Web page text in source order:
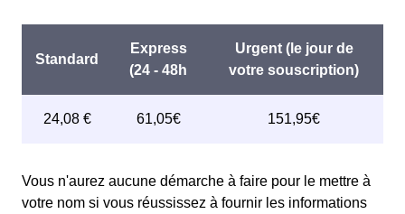
Vous n'aurez aucune démarche à faire pour le mettre à
votre nom si vous réussissez à fournir les informations